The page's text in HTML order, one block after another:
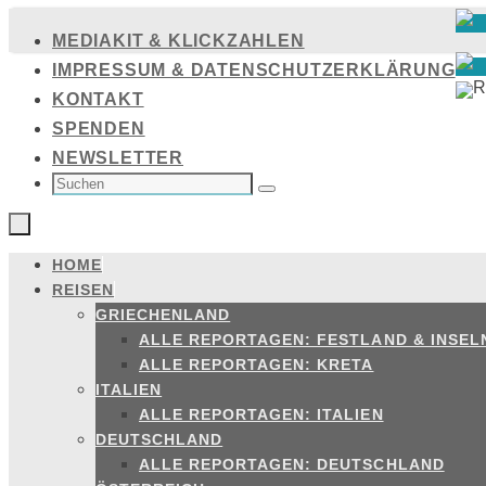
Inhalt
springen
MEDIAKIT & KLICKZAHLEN
IMPRESSUM & DATENSCHUTZERKLÄRUNG
KONTAKT
SPENDEN
NEWSLETTER
SUCHEN
NACH: Suchen
Zum
Inhalt
springen
HOME
REISEN
GRIECHENLAND
ALLE REPORTAGEN: FESTLAND &
ALLE REPORTAGEN: KRETA
ITALIEN
ALLE REPORTAGEN: ITALIEN
DEUTSCHLAND
ALLE REPORTAGEN: DEUTSCHLAND